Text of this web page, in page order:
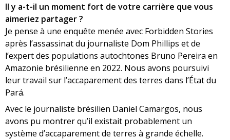
Il y a-t-il un moment fort de votre carrière que vous
aimeriez partager ?
Je pense à une enquête menée avec Forbidden Stories
après l’assassinat du journaliste Dom Phillips et de
l’expert des populations autochtones Bruno Pereira en
Amazonie brésilienne en 2022. Nous avons poursuivi
leur travail sur l’accaparement des terres dans l’État du
Pará.
Avec le journaliste brésilien Daniel Camargos, nous
avons pu montrer qu’il existait probablement un
système d’accaparement de terres à grande échelle.